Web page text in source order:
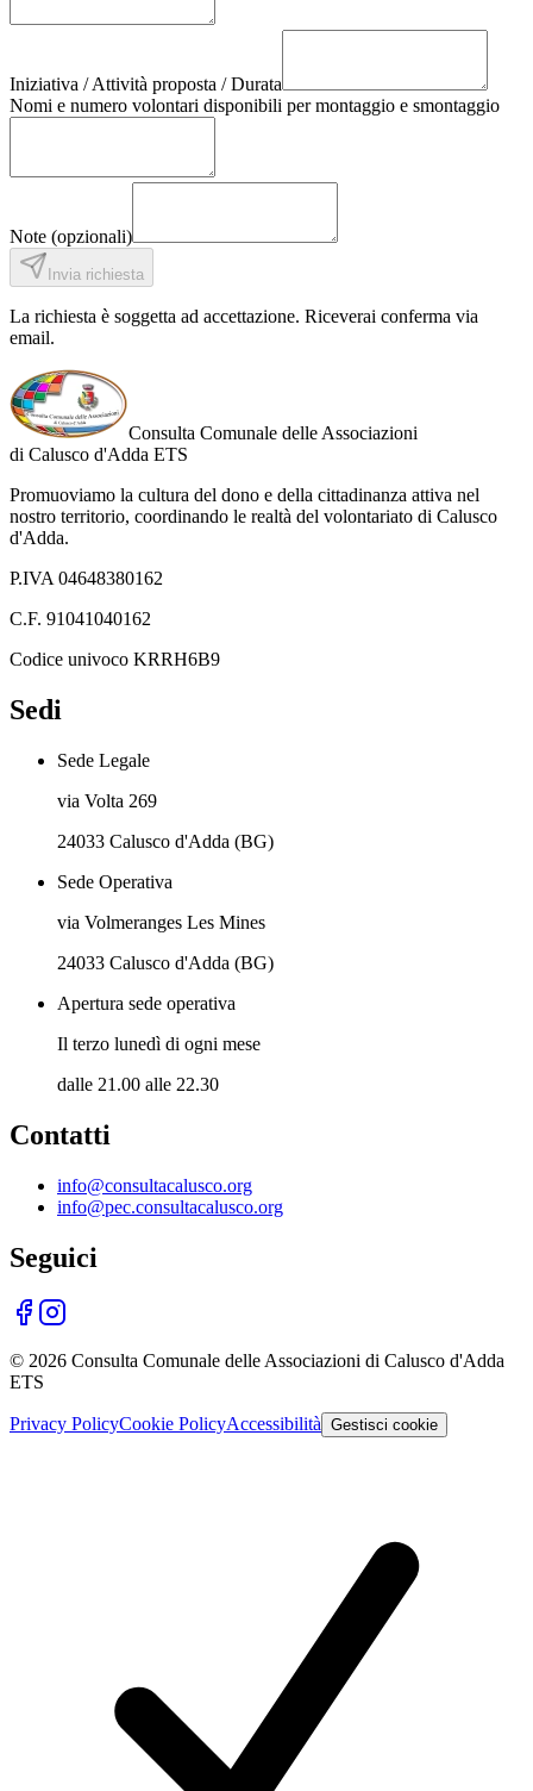
Iniziativa / Attività proposta / Durata
Nomi e numero volontari disponibili per montaggio e smontaggio
Note (opzionali)
Invia richiesta
La richiesta è soggetta ad accettazione. Riceverai conferma via
email.
Consulta Comunale delle Associazioni
di Calusco d'Adda ETS
Promuoviamo la cultura del dono e della cittadinanza attiva nel
nostro territorio, coordinando le realtà del volontariato di Calusco
d'Adda.
P.IVA 04648380162
C.F. 91041040162
Codice univoco KRRH6B9
Sedi
Sede Legale
via Volta 269
24033 Calusco d'Adda (BG)
Sede Operativa
via Volmeranges Les Mines
24033 Calusco d'Adda (BG)
Apertura sede operativa
Il terzo lunedì di ogni mese
dalle 21.00 alle 22.30
Contatti
info@consultacalusco.org
info@pec.consultacalusco.org
Seguici
© 2026 Consulta Comunale delle Associazioni di Calusco d'Adda
ETS
Privacy PolicyCookie PolicyAccessibilità Gestisci cookie